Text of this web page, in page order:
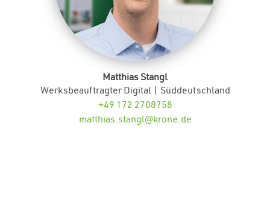
Matthias Stangl
Werksbeauftragter Digital | Süddeutschland
+49 172 2708758
matthias.stangl@krone.de